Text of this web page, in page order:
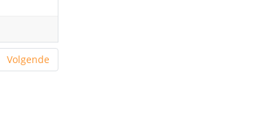
Volgende